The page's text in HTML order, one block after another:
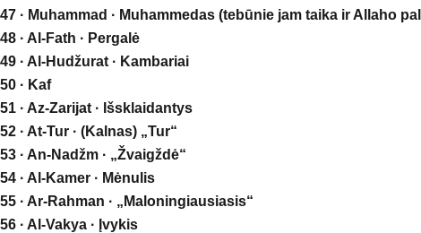
47 · Muhammad · Muhammedas (tebūnie jam taika ir Allaho
48 · Al-Fath · Pergalė
49 · Al-Hudžurat · Kambariai
50 · Kaf
51 · Az-Zarijat · Išsklaidantys
52 · At-Tur · (Kalnas) „Tur“
53 · An-Nadžm · „Žvaigždė“
54 · Al-Kamer · Mėnulis
55 · Ar-Rahman · „Maloningiausiasis“
56 · Al-Vakya · Įvykis